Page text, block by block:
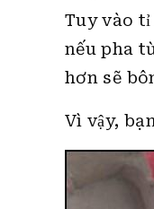
Tuy vào tỉ
nếu pha
hơn sẽ
Vì vậy,